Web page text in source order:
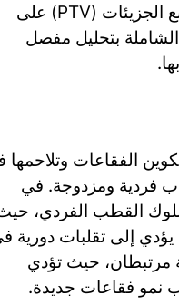
الإلكتروليت، وتم تتبع حركتها باستخدام تقنية تتبع الجزيئات (PTV) على
بتحليل مفصل
الفقاعات وتلاحمها
فردية ومزدوجة. في
القطب الفردي،
إلى تقلبات دورية
مرتبطان، حيث تؤدي
نمو فقاعات جديدة.